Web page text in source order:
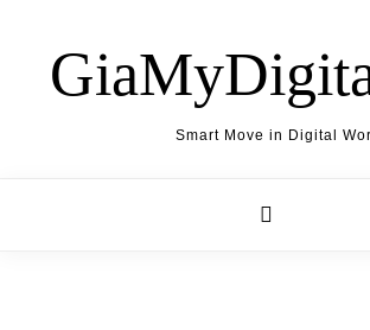
Smart Move in Digital